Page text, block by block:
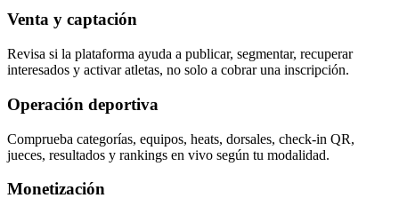
Venta y captación
Revisa si la plataforma ayuda a publicar, segmentar, recuperar
interesados y activar atletas, no solo a cobrar una inscripción.
Operación deportiva
Comprueba categorías, equipos, heats, dorsales, check-in QR,
jueces, resultados y rankings en vivo según tu modalidad.
Monetización